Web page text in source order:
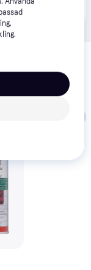
kanske skulle